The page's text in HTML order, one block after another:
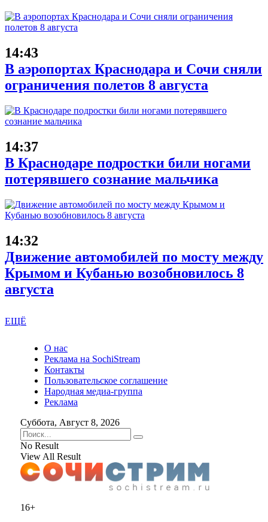
14:43
В аэропортах Краснодара и Сочи сняли
ограничения полетов 8 августа
14:37
В Краснодаре подростки били ногами
потерявшего сознание мальчика
14:32
Движение автомобилей по мосту между
Крымом и Кубанью возобновилось 8
августа
ЕЩЁ
О нас
Реклама на SochiStream
Контакты
Пользовательское соглашение
Народная медиа-группа
Реклама
Суббота, Август 8, 2026
No Result
View All Result
16+